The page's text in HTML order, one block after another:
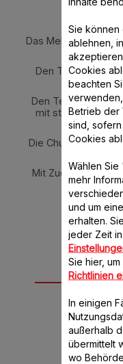
Das Mehl durch die
Min.
Den Teig gut mit
Den Teig in einen
mit sternförmiger
Die Churros auf
Mit Zucker
Für
Sie können
ablehnen,
Cookies
beachten
Betrieb der
sind,
Cookies
Wählen
mehr
und um
erhalten.
jeder Zeit in
Sie hier,
Richtlinien
In einigen
außerhalb
übermittelt
wo